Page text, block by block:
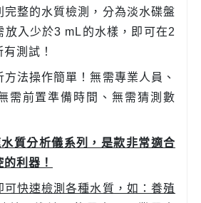
完整的水質檢測，分為淡水碟盤
放入少於3 mL的水樣，即可在2
測試！
法操作簡單！無需專業人員、
需前置準備時間、無需猜測數
質分析儀系列，是款非常適合
利器！
可快速檢測各種水質，如：養殖